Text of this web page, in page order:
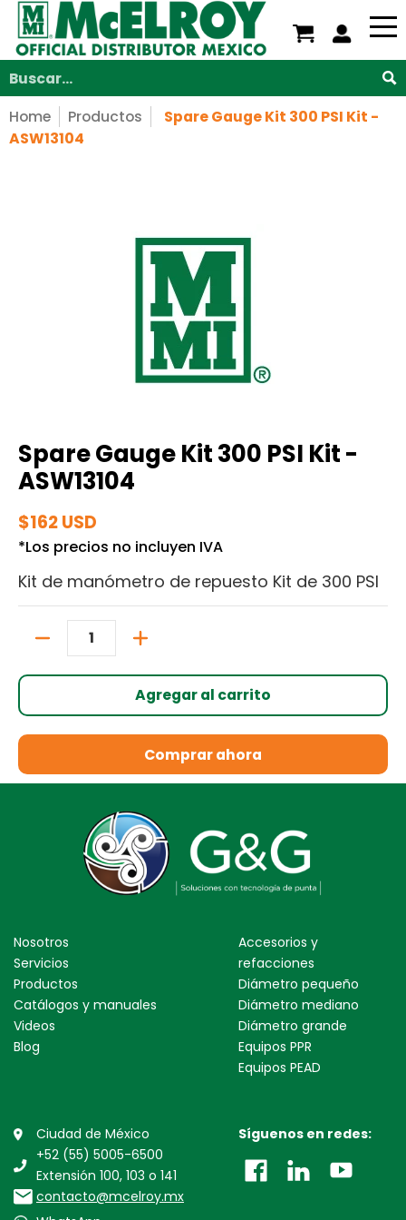
Saltar al contenido principal
Nosotros Servicios Productos Soporte
Buscar...
Home Productos
Spare Gauge Kit 300 PSI Kit -
ASW13104
Spare Gauge Kit 300 PSI Kit -
ASW13104
$162 USD
*Los precios no incluyen IVA
Kit de manómetro de repuesto Kit de 300 PSI
Agregar al carrito
Comprar ahora
Nosotros
Servicios
Productos
Catálogos y manuales
Videos
Blog
Accesorios y
refacciones
Diámetro pequeño
Diámetro mediano
Diámetro grande
Equipos PPR
Equipos PEAD
Ciudad de México
+52 (55) 5005-6500
Extensión 100, 103 o 141
contacto@mcelroy.mx
Síguenos en redes: